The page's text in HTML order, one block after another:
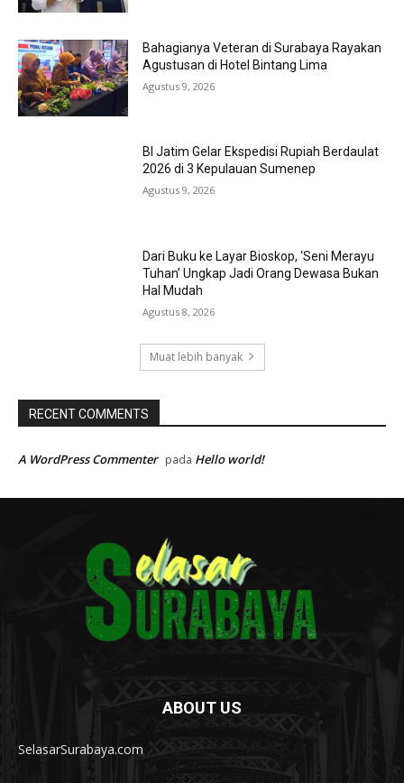
Bahagianya Veteran di Surabaya Rayakan
Agustusan di Hotel Bintang Lima
Agustus 9, 2026
BI Jatim Gelar Ekspedisi Rupiah Berdaulat
2026 di 3 Kepulauan Sumenep
Agustus 9, 2026
Dari Buku ke Layar Bioskop, ‘Seni Merayu
Tuhan’ Ungkap Jadi Orang Dewasa Bukan
Hal Mudah
Agustus 8, 2026
Muat lebih banyak
RECENT COMMENTS
A WordPress Commenter pada Hello world!
ABOUT US
SelasarSurabaya.com